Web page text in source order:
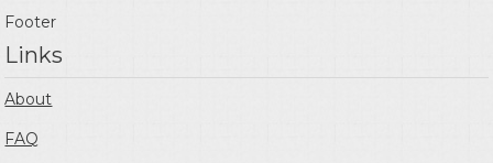
Footer
Links
About
FAQ